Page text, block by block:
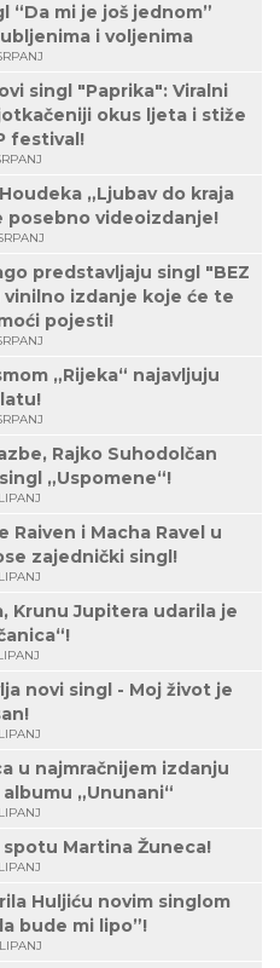
“Da mi je još jednom”
i voljenima
singl "Paprika": Viralni
okus ljeta i stiže
festival!
„Ljubav do kraja
posebno videoizdanje!
predstavljaju singl "BEZ
vinilno izdanje koje će te
pojesti!
„Rijeka“ najavljuju
Rajko Suhodolčan
„Uspomene“!
i Macha Ravel u
zajednički singl!
Krunu Jupitera udarila je
novi singl - Moj život je
u najmračnijem izdanju
„Ununani“
spotu Martina Žuneca!
Huljiću novim singlom
bude mi lipo”!